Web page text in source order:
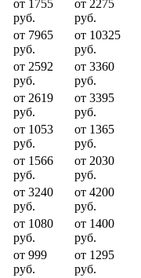
от 1755
руб.
от 2275
руб.
от 7965
руб.
от 10325
руб.
от 2592
руб.
от 3360
руб.
от 2619
руб.
от 3395
руб.
от 1053
руб.
от 1365
руб.
от 1566
руб.
от 2030
руб.
от 3240
руб.
от 4200
руб.
от 1080
руб.
от 1400
руб.
от 999
руб.
от 1295
руб.